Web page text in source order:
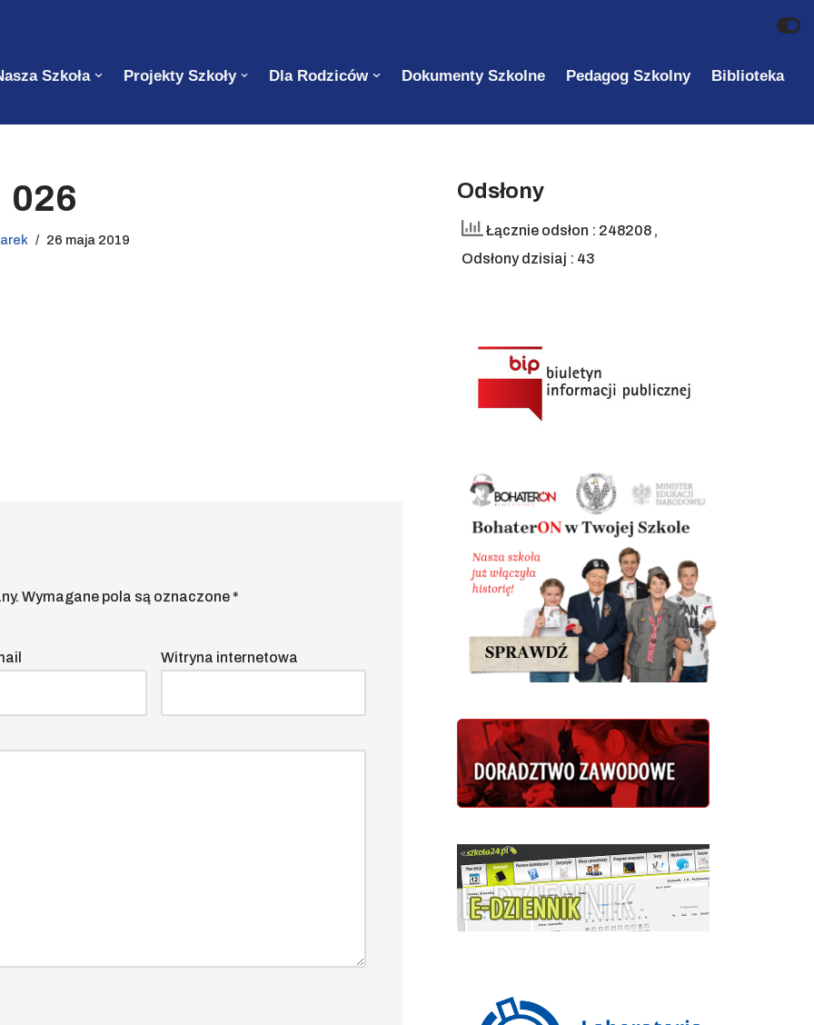
Szkoła Projekty Szkoły Dla Rodziców Dokumenty Szkolne Pedagog Szkolny
Biblioteka
026
26 maja 2019
Wymagane pola są oznaczone*
Witryna internetowa
Odsłony
Łącznie odsłon : 248208 ,
Odsłony dzisiaj : 43